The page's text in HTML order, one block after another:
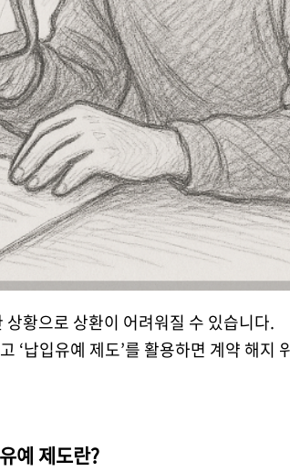
황으로 상환이 어려워질 수 있습니다.
‘납입유예 제도’를 활용하면 계약 해지
예 제도란?